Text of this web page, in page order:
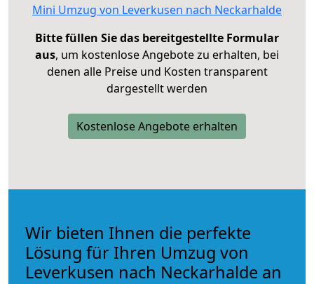
Mini Umzug von Leverkusen nach Neckarhalde
Bitte füllen Sie das bereitgestellte Formular
aus, um kostenlose Angebote zu erhalten, bei
denen alle Preise und Kosten transparent
dargestellt werden
Kostenlose Angebote erhalten
Wir bieten Ihnen die perfekte
Lösung für Ihren Umzug von
Leverkusen nach Neckarhalde an